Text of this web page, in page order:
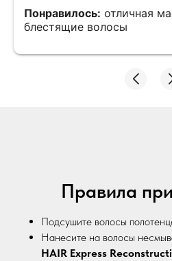
Понравилось: отличная
блестящие волосы
Правила
Подсушите волосы
Нанесите на волосы
HAIR Express